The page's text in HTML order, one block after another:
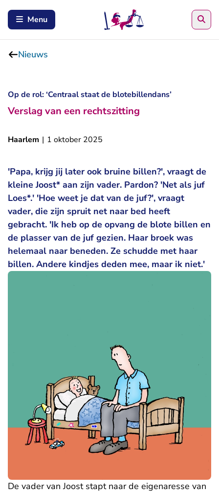
Menu
Nieuws
Op de rol: ‘Centraal staat de blotebillendans’
Verslag van een rechtszitting
Haarlem | 1 oktober 2025
'Papa, krijg jij later ook bruine billen?', vraagt de
kleine Joost* aan zijn vader. Pardon? 'Net als juf
Loes*.' 'Hoe weet je dat van de juf?', vraagt
vader, die zijn spruit net naar bed heeft
gebracht. 'Ik heb op de opvang de blote billen en
de plasser van de juf gezien. Haar broek was
helemaal naar beneden. Ze schudde met haar
billen. Andere kindjes deden mee, maar ik niet.'
De vader van Joost stapt naar de eigenaresse van